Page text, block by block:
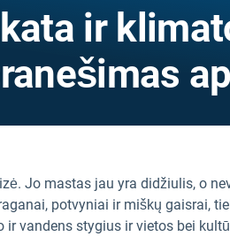
ir
Jo mastas jau yra didžiulis, o
potvyniai ir miškų gaisrai,
vandens stygius ir vietos bei